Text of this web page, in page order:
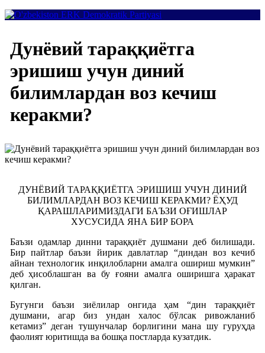
Дунёвий тараққиётга
эришиш учун диний
билимлардан воз кечиш
керакми?
ДУНЁВИЙ ТАРАҚҚИЁТГА ЭРИШИШ УЧУН ДИНИЙ
БИЛИМЛАРДАН ВОЗ КЕЧИШ КЕРАКМИ? ЁҲУД
ҚАРАШЛАРИМИЗДАГИ БАЪЗИ ОҒИШЛАР
ХУСУСИДА ЯНА БИР БОРА
Баъзи одамлар динни тараққиёт душмани деб билишади.
Бир пайтлар баъзи йирик давлатлар “диндан воз кечиб
айнан технологик инқилобларни амалга ошириш мумкин”
деб ҳисоблашган ва бу ғояни амалга оширишга ҳаракат
қилган.
Бугунги баъзи зиёлилар онгида ҳам “дин тараққиёт
душмани, агар биз ундан халос бўлсак ривожланиб
кетамиз” деган тушунчалар борлигини мана шу гуруҳда
фаолият юритишда ва бошқа постларда кузатдик.